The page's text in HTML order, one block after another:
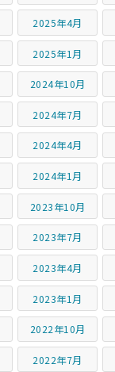
2025年4月
2025年1月
2024年10月
2024年7月
2024年4月
2024年1月
2023年10月
2023年7月
2023年4月
2023年1月
2022年10月
2022年7月